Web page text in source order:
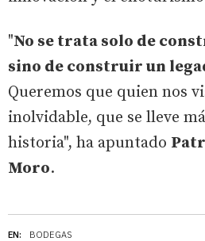
EN: BODEGAS
"No se trata solo de
sino de construir un
Queremos que quien nos
inolvidable, que se lleve
historia", ha apuntado
Moro.